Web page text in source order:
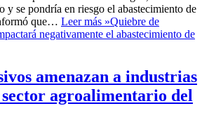
y se pondría en riesgo el abastecimiento de
que… Leer más »Quiebre de
negativamente el abastecimiento de
amenazan a industrias
sector agroalimentario del